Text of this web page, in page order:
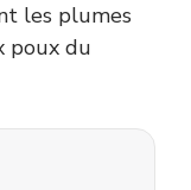
les plumes
poux du